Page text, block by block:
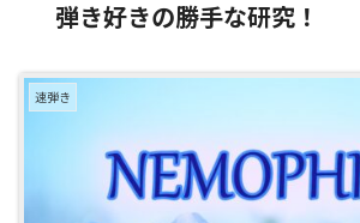
弾き好きの勝手な研究！
速弾き